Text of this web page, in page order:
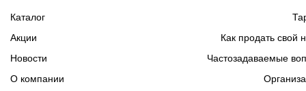
Каталог
Акции
Новости
Как продать свой
Частозадаваемые
О компании